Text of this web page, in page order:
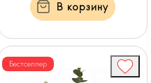
В корзину
Бестселлер